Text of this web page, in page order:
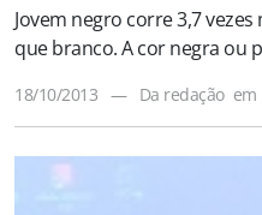
Jovem negro corre 3,7
que branco. A cor negra ou
18/10/2013 — Da redação em